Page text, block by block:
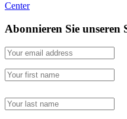
Center
Abonnieren Sie unseren